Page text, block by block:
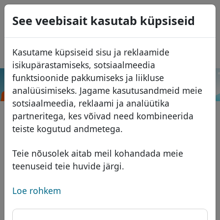
See veebisait kasutab küpsiseid
Kasutame küpsiseid sisu ja reklaamide
isikupärastamiseks, sotsiaalmeedia
funktsioonide pakkumiseks ja liikluse
analüüsimiseks. Jagame kasutusandmeid meie
sotsiaalmeedia, reklaami ja analüütika
partneritega, kes võivad need kombineerida
teiste kogutud andmetega.
Teie nõusolek aitab meil kohandada meie
teenuseid teie huvide järgi.
Loe rohkem
Domeenid
Domeeni andmebaas
Aafrika domeenid
Aasia domeenid
Euroopa domeenid
Lähis-Ida domeenid
Põhja-Ameerika domeenid
Hinnakiri
Soodustused
Üleandmine
Otsi
Teenused
ID Protect
DNS majutus
WHOIS
USD
EUR
GBP
Español
Français
Italiano
Português
Română
.mov Otsi